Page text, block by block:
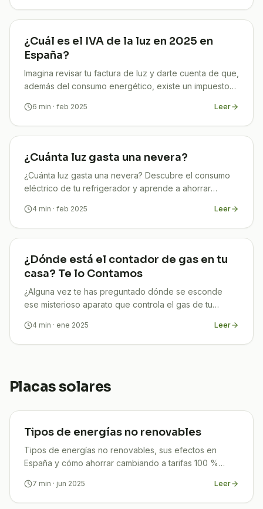
¿Cuál es el IVA de la luz en 2025 en
España?
Imagina revisar tu factura de luz y darte cuenta de que,
además del consumo energético, existe un impuesto
6 min · feb 2025 Leer
¿Cuánta luz gasta una nevera?
¿Cuánta luz gasta una nevera? Descubre el consumo
eléctrico de tu refrigerador y aprende a ahorrar
4 min · feb 2025 Leer
¿Dónde está el contador de gas en tu
casa? Te lo Contamos
¿Alguna vez te has preguntado dónde se esconde
ese misterioso aparato que controla el gas de tu
sabe
4 min · ene 2025 Leer
Placas solares
Tipos de energías no renovables
Tipos de energías no renovables, sus efectos en
España y cómo ahorrar cambiando a tarifas 100 %
7 min · jun 2025 Leer